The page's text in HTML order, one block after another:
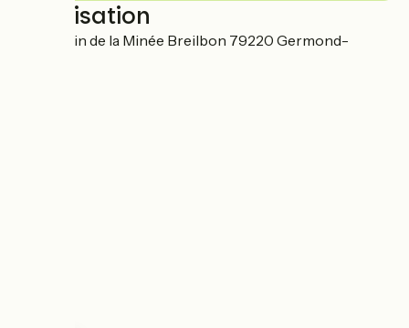
Localisation
40 chemin de la Minée Breilbon 79220 Germond-